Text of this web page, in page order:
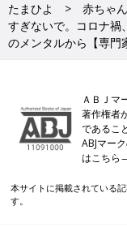
たまひよ 赤ちゃ
すぎないで。コロナ禍
のメンタルから【専門
ＡＢＪマ
著作権者
であるこ
ABJマー
はこち
本サイトに掲載されている
す。